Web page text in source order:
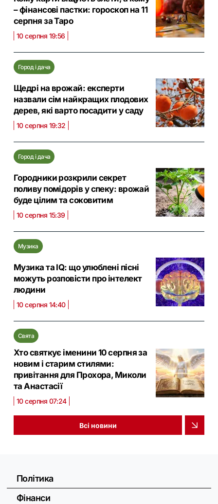
– фінансові пастки: гороскоп на 11
серпня за Таро
10 серпня 19:56
Город і дача
Щедрі на врожай: експерти
назвали сім найкращих плодових
дерев, які варто посадити у саду
10 серпня 19:32
Город і дача
Городники розкрили секрет
поливу помідорів у спеку: врожай
буде цілим та соковитим
10 серпня 15:39
Музика
Музика та IQ: що улюблені пісні
можуть розповісти про інтелект
людини
10 серпня 14:40
Свята
Хто святкує іменини 10 серпня за
новим і старим стилями:
привітання для Прохора, Миколи
та Анастасії
10 серпня 07:24
Всі новини
Політика
Фінанси